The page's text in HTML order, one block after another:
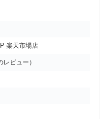
楽天市場店
レビュー）